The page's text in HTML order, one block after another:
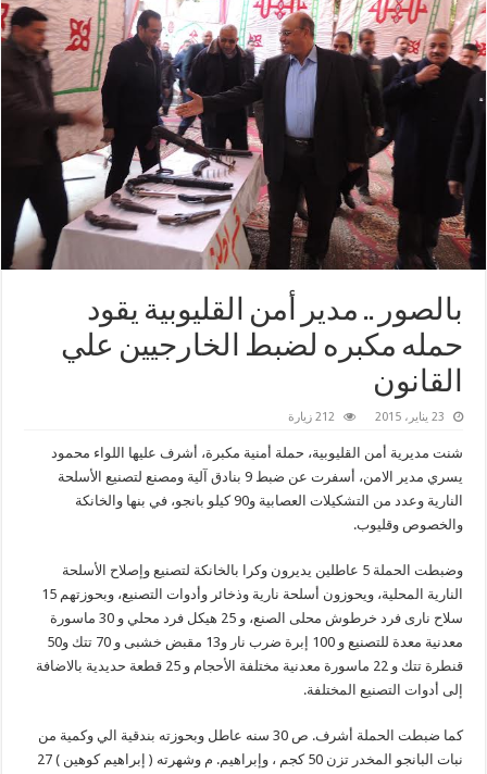
بالصور .. مدير أمن القليوبية يقود
حمله مكبره لضبط الخارجيين علي
القانون
23 يناير، 2015 212 زيارة
شنت مديرية أمن القليوبية، حملة أمنية مكبرة، أشرف عليها اللواء محمود
يسري مدير الامن، أسفرت عن ضبط 9 بنادق آلية ومصنع لتصنيع الأسلحة
النارية وعدد من التشكيلات العصابية و90 كيلو بانجو، في بنها والخانكة
والخصوص وقليوب.
وضبطت الحملة 5 عاطلين يديرون وكرا بالخانكة لتصنيع وإصلاح الأسلحة
النارية المحلية، ويحوزون أسلحة نارية وذخائر وأدوات التصنيع، وبحوزتهم 15
سلاح نارى فرد خرطوش محلى الصنع، و 25 هيكل فرد محلي و 30 ماسورة
معدنية معدة للتصنيع و 100 إبرة ضرب نار و13 مقبض خشبى و 70 تتك و50
قنطرة تتك و 22 ماسورة معدنية مختلفة الأحجام و 25 قطعة حديدية بالاضافة
إلى أدوات التصنيع المختلفة.
كما ضبطت الحملة أشرف. ص 30 سنه عاطل وبحوزته بندقية الي وكمية من
نبات البانجو المخدر تزن 50 كجم ، وإبراهيم. م وشهرته ( إبراهيم كوهين ) 27